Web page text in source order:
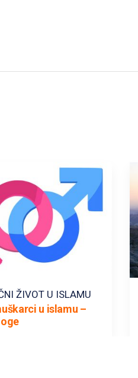
ŽIVOT U ISLAMU
u islamu –